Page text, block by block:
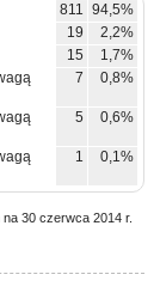
811 94,5%
19
2,2%
15
1,7%
7 0,8%
5 0,6%
1 0,1%
na 30 czerwca 2014 r.